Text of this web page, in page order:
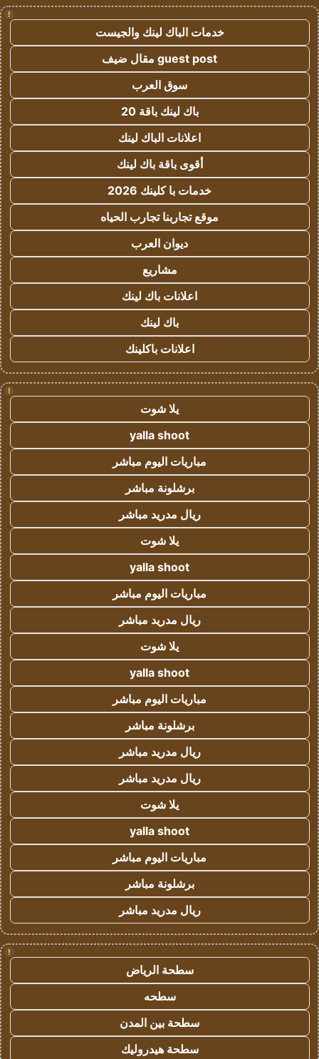
!
خدمات الباك لينك والجيست
guest post مقال ضيف
سوق العرب
باك لينك باقة 20
اعلانات الباك لينك
أقوى باقة باك لينك
خدمات با كلينك 2026
موقع تجاربنا تجارب الحياه
ديوان العرب
مشاريع
اعلانات باك لينك
باك لينك
اعلانات باكلينك
!
يلا شوت
yalla shoot
مباريات اليوم مباشر
برشلونة مباشر
ريال مدريد مباشر
يلا شوت
yalla shoot
مباريات اليوم مباشر
ريال مدريد مباشر
يلا شوت
yalla shoot
مباريات اليوم مباشر
برشلونة مباشر
ريال مدريد مباشر
ريال مدريد مباشر
يلا شوت
yalla shoot
مباريات اليوم مباشر
برشلونة مباشر
ريال مدريد مباشر
!
سطحة الرياض
سطحه
سطحة بين المدن
سطحة هيدروليك